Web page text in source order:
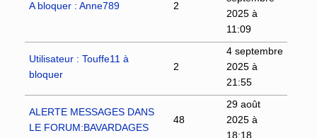
A bloquer : Anne789 2
2025 à
11:09
Utilisateur : Touffe11 à
bloquer
2
4 septembre
2025 à
21:55
ALERTE MESSAGES DANS
LE FORUM:BAVARDAGES
48
29 août
2025 à
18:18